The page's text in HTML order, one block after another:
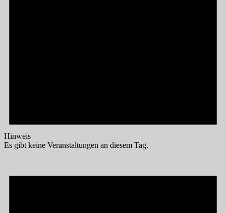
Hinweis
Es gibt keine Veranstaltungen an diesem Tag.